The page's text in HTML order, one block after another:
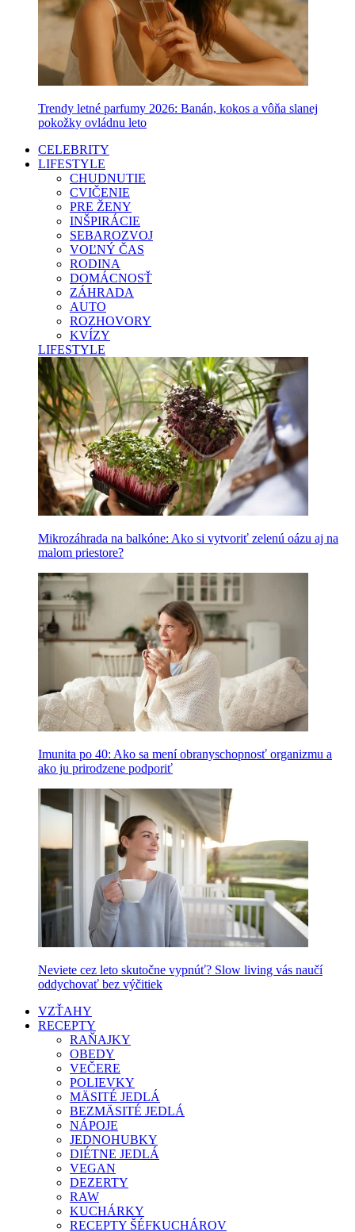
Trendy letné parfumy 2026: Banán, kokos a vôňa slanej
pokožky ovládnu leto
CELEBRITY
LIFESTYLE
CHUDNUTIE
CVIČENIE
PRE ŽENY
INŠPIRÁCIE
SEBAROZVOJ
VOĽNÝ ČAS
RODINA
DOMÁCNOSŤ
ZÁHRADA
AUTO
ROZHOVORY
KVÍZY
LIFESTYLE
Mikrozáhrada na balkóne: Ako si vytvoriť zelenú oázu aj na
malom priestore?
Imunita po 40: Ako sa mení obranyschopnosť organizmu a
ako ju prirodzene podporiť
Neviete cez leto skutočne vypnúť? Slow living vás naučí
oddychovať bez výčitiek
VZŤAHY
RECEPTY
RAŇAJKY
OBEDY
VEČERE
POLIEVKY
MÄSITÉ JEDLÁ
BEZMÄSITÉ JEDLÁ
NÁPOJE
JEDNOHUBKY
DIÉTNE JEDLÁ
VEGAN
DEZERTY
RAW
KUCHÁRKY
RECEPTY ŠÉFKUCHÁROV